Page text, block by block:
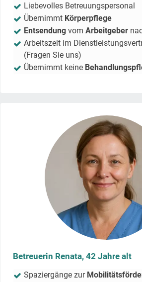
Liebevolles Betreuungspersonal
Übernimmt Körperpflege
Entsendung vom Arbeitgeber
Arbeitszeit im
(Fragen Sie uns)
Übernimmt keine
Betreuerin Renata, 42 Jahre alt
Spaziergänge zur